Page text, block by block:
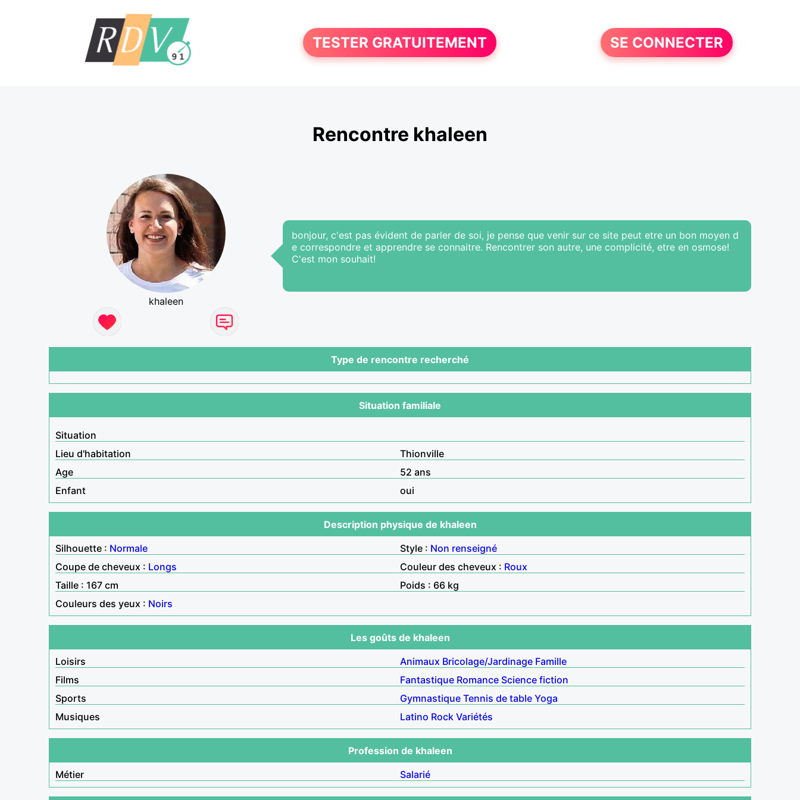
TESTER GRATUITEMENT SE CONNECTER
Rencontre khaleen
khaleen
bonjour, c'est pas évident de parler de soi, je pense que venir sur ce site peut etre un bon moyen d
e correspondre et apprendre se connaitre. Rencontrer son autre, une complicité, etre en osmose!
C'est mon souhait!
Type de rencontre recherché
Situation familiale
Situation
Lieu d'habitation
Thionville
Age
52 ans
Enfant
oui
Description physique de khaleen
Silhouette : Normale Style : Non renseigné
Coupe de cheveux : Longs Couleur des cheveux : Roux
Taille : 167 cm
Poids : 66 kg
Couleurs des yeux : Noirs
Les goûts de khaleen
Loisirs
Animaux Bricolage/Jardinage Famille
Films
Fantastique Romance Science fiction
Sports
Gymnastique Tennis de table Yoga
Musiques
Latino Rock Variétés
Profession de khaleen
Métier
Salarié